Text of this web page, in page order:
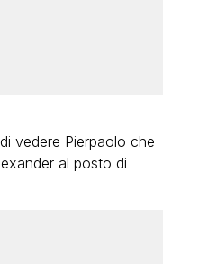
vedere Pierpaolo che
al posto di